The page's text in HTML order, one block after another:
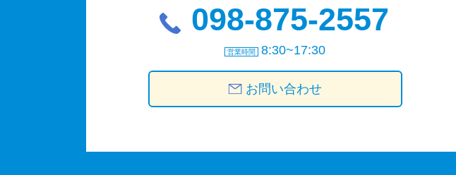
098-875-2557
営業時間 8:30~17:30
お問い合わせ